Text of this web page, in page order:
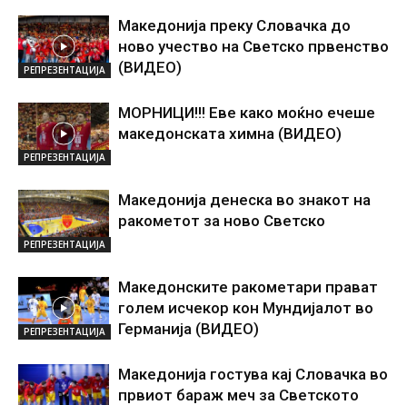
РЕПРЕЗЕНТАЦИЈА
Македонија преку Словачка до
ново учество на Светско првенство
(ВИДЕО)
РЕПРЕЗЕНТАЦИЈА
МОРНИЦИ!!! Еве како моќно ечеше
македонската химна (ВИДЕО)
РЕПРЕЗЕНТАЦИЈА
Македонија денеска во знакот на
ракометот за ново Светско
РЕПРЕЗЕНТАЦИЈА
Македонските ракометари прават
голем исчекор кон Мундијалот во
Германија (ВИДЕО)
Македонија гостува кај Словачка во
првиот бараж меч за Светското